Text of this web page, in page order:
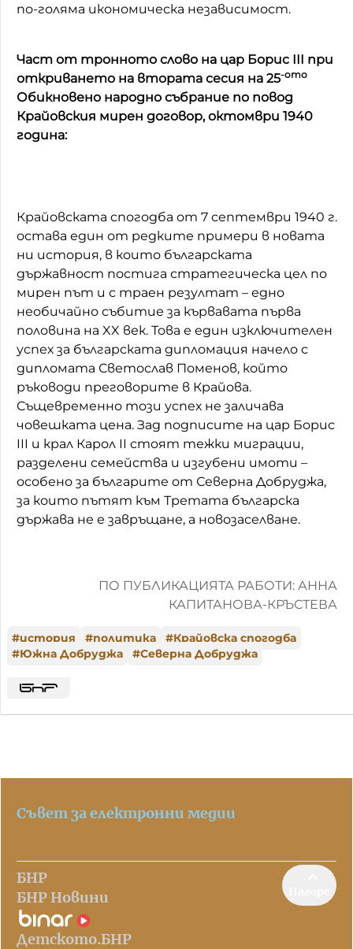
по-голяма икономическа независимост.
Част от тронното слово на цар Борис III при
откриването на втората сесия на 25-ото
Обикновено народно събрание по повод
Крайовския мирен договор, октомври 1940
година:
Крайовската спогодба от 7 септември 1940 г.
остава един от редките примери в новата
ни история, в които българската
държавност постига стратегическа цел по
мирен път и с траен резултат – едно
необичайно събитие за кървавата първа
половина на XX век. Това е един изключителен
успех за българската дипломация начело с
дипломата Светослав Поменов, който
ръководи преговорите в Крайова.
Същевременно този успех не заличава
човешката цена. Зад подписите на цар Борис
III и крал Карол II стоят тежки миграции,
разделени семейства и изгубени имоти –
особено за българите от Северна Добруджа,
за които пътят към Третата българска
държава не е завръщане, а новозаселване.
ПО ПУБЛИКАЦИЯТА РАБОТИ: АННА
КАПИТАНОВА-КРЪСТЕВА
#история #политика #Крайовска спогодба
#Южна Добруджа #Северна Добруджа
Съвет за електронни медии
БНР
БНР Новини
Детското.БНР